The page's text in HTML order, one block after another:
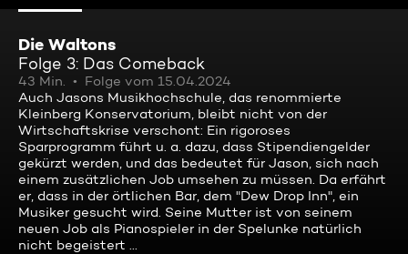
Die Waltons
Folge 3: Das Comeback
43 Min.
Folge vom 15.04.2024
Auch Jasons Musikhochschule, das renommierte
Kleinberg Konservatorium, bleibt nicht von der
Wirtschaftskrise verschont: Ein rigoroses
Sparprogramm führt u. a. dazu, dass Stipendiengelder
gekürzt werden, und das bedeutet für Jason, sich nach
einem zusätzlichen Job umsehen zu müssen. Da erfährt
er, dass in der örtlichen Bar, dem "Dew Drop Inn", ein
Musiker gesucht wird. Seine Mutter ist von seinem
neuen Job als Pianospieler in der Spelunke natürlich
nicht begeistert ...